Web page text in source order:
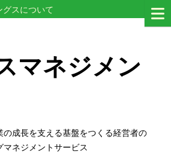
グスについて
マネジメン
の成長を支える基盤をつくる経営者の
ネジメントサービス